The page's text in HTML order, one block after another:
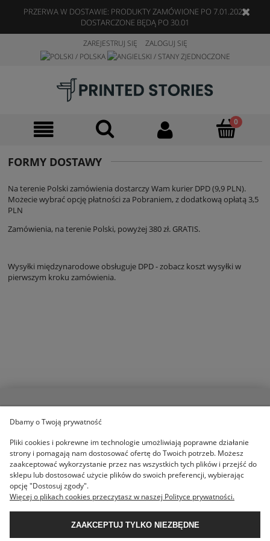
PRZERWA W DOSTAWIE: PRODUKTY ZAMÓWIONE PO 7.01.2023
DOSTARCZONE BĘDĄ PO 30.01
ZAREJESTRUJ SIĘ ZALOGUJ SIĘ
FORMY DOSTAWY
Na terenie Polski zamówienia dostarczy Wam kurier DPD (9,9 PLN).
Możecie wybrać opcję płatności za Pobraniem, z dodatkową opłatą 3,5
PLN
Zamówienia, na terenie Polski, powyżej 380 zł. GRATIS.
Wysyłki międzynarodowe obsługuje DPD - zobacz koszt wysyłki w
pierwszym kroku zamówienia.
KOLEKCJE
MOJE KONTO
O NAS
Dbamy o Twoją prywatność
Pliki cookies i pokrewne im technologie umożliwiają poprawne działanie
strony i pomagają nam dostosować ofertę do Twoich potrzeb. Możesz
zaakceptować wykorzystanie przez nas wszystkich tych plików i przejść do
sklepu lub dostosować użycie plików do swoich preferencji, wybierając
opcję "Dostosuj zgody".
Więcej o plikach cookies przeczytasz w naszej Polityce prywatności.
ZAAKCEPTUJ TYLKO NIEZBĘDNE